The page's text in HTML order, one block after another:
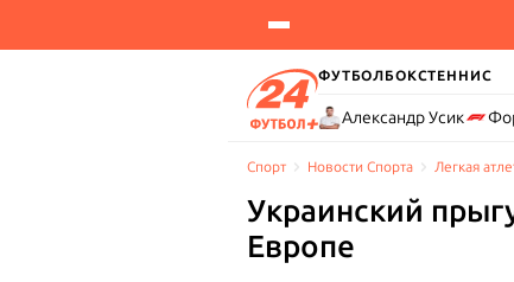
ФУТБОЛБОКСТЕННИС
Александр Усик
Спорт Новости Cпорта Легкая
Украинский
Европе